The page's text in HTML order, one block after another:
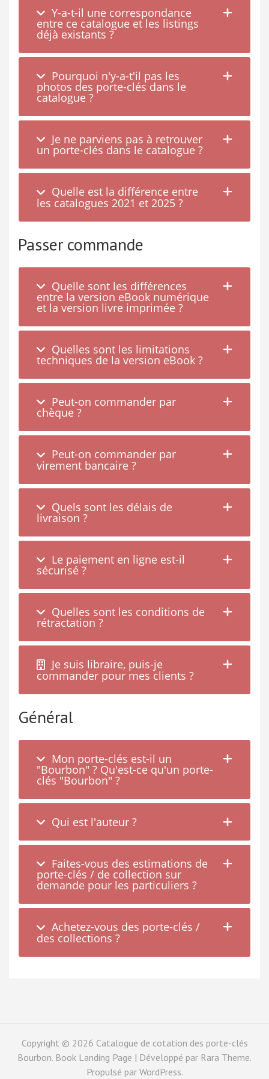
Y-a-t-il une correspondance
entre ce catalogue et les listings
déjà existants ?
Pourquoi n'y-a-t'il pas les
photos des porte-clés dans le
catalogue ?
Je ne parviens pas à retrouver
un porte-clés dans le catalogue ?
Quelle est la différence entre
les catalogues 2021 et 2025 ?
Passer commande
Quelle sont les différences
entre la version eBook numérique
et la version livre imprimée ?
Quelles sont les limitations
techniques de la version eBook ?
Peut-on commander par
chèque ?
Peut-on commander par
virement bancaire ?
Quels sont les délais de
livraison ?
Le paiement en ligne est-il
sécurisé ?
Quelles sont les conditions de
rétractation ?
Je suis libraire, puis-je
commander pour mes clients ?
Général
Mon porte-clés est-il un
"Bourbon" ? Qu'est-ce qu'un porte-
clés "Bourbon" ?
Qui est l'auteur ?
Faites-vous des estimations de
porte-clés / de collection sur
demande pour les particuliers ?
Achetez-vous des porte-clés /
des collections ?
Copyright © 2026 Catalogue de cotation des porte-clés
Bourbon. Book Landing Page | Développé par Rara Theme.
Propulsé par WordPress.